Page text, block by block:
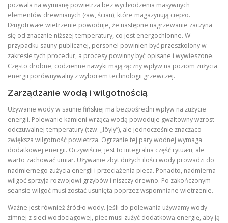
pozwala na wymianę powietrza bez wychłodzenia masywnych
elementów drewnianych (ław, ścian), które magazynują ciepło.
Długotrwałe wietrzenie powoduje, że następne nagrzewanie zaczyna
się od znacznie niższej temperatury, co jest energochłonne. W
przypadku sauny publicznej, personel powinien być przeszkolony w
zakresie tych procedur, a procesy powinny być opisane i wywieszone.
Często drobne, codzienne nawyki mają łączny wpływ na poziom zużycia
energii porównywalny z wyborem technologii grzewczej.
Zarządzanie wodą i wilgotnością
Używanie wody w saunie fińskiej ma bezpośredni wpływ na zużycie
energii. Polewanie kamieni wrzącą wodą powoduje gwałtowny wzrost
odczuwalnej temperatury (tzw. „löyly”), ale jednocześnie znacząco
zwiększa wilgotność powietrza. Ogrzanie tej pary wodnej wymaga
dodatkowej energii. Oczywiście, jest to integralna część rytuału, ale
warto zachować umiar. Używanie zbyt dużych ilości wody prowadzi do
nadmiernego zużycia energii i przeciążenia pieca. Ponadto, nadmierna
wilgoć sprzyja rozwojowi grzybów i niszczy drewno. Po zakończonym
seansie wilgoć musi zostać usunięta poprzez wspomniane wietrzenie.
Ważne jest również źródło wody. Jeśli do polewania używamy wody
zimnej z sieci wodociągowej, piec musi zużyć dodatkową energię, aby ją